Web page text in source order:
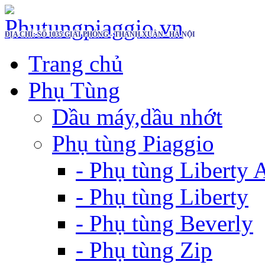
ĐỊA CHỈ: SỐ 1035 GIẢI PHÓNG - THANH XUÂN - HÀ NỘI
Trang chủ
Phụ Tùng
Dầu máy,dầu nhớt
Phụ tùng Piaggio
- Phụ tùng Liberty
- Phụ tùng Liberty
- Phụ tùng Beverly
- Phụ tùng Zip